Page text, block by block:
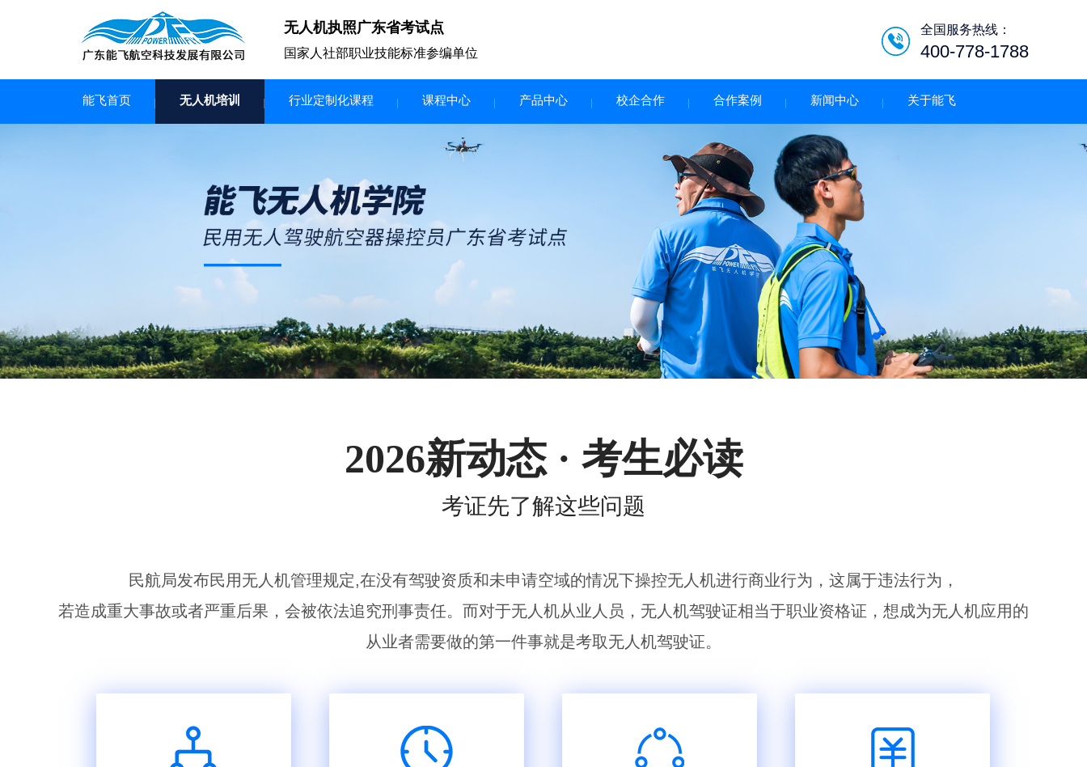
无人机执照广东省考试点
国家人社部职业技能标准参编单位
全国服务热线：
400-778-1788
能飞首页 无人机培训 行业定制化课程 课程中心 产品中心
垂直起降无人机
轻型教学无人机套装
多旋翼无人机专用配件套装
低空经济智慧巡检平台/机
场系统
多旋翼无人机组装专用配件套
装
垂直起降固定翼装调实训教学
校企合作 合作案例 新闻中心 关于能飞
2026新动态 · 考生必读
考证先了解这些问题
民航局发布民用无人机管理规定,在没有驾驶资质和未申请空域的情况下操控无人机进行商业行为，这属于违法行为，
若造成重大事故或者严重后果，会被依法追究刑事责任。而对于无人机从业人员，无人机驾驶证相当于职业资格证，想成为无人机应用的
从业者需要做的第一件事就是考取无人机驾驶证。